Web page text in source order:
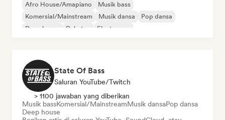
Afro House/Amapiano
Musik bass
Komersial/Mainstream
Musik dansa
Pop dansa
Deep house
Dubstep Electropop
State Of Bass
Saluran YouTube/Twitch
> 1100 jawaban yang diberikan
Musik bassKomersial/MainstreamMusik dansaPop dansa
Deep house